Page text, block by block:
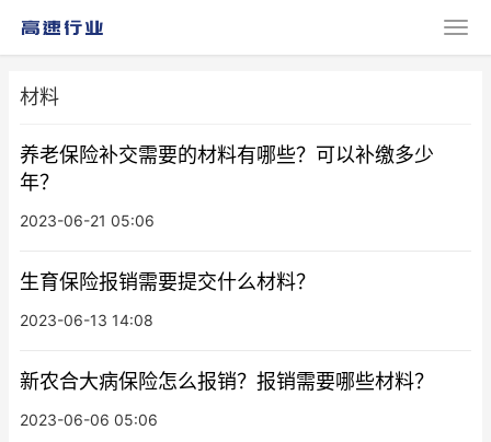
材料
养老保险补交需要的材料有哪些？可以补缴多少
年？
2023-06-21 05:06
生育保险报销需要提交什么材料？
2023-06-13 14:08
新农合大病保险怎么报销？报销需要哪些材料？
2023-06-06 05:06